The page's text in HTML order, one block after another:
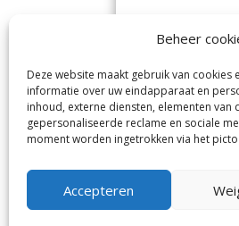
Beheer
Deze website maakt gebruik van
informatie over uw eindapparaat en
inhoud, externe diensten, elementen van
gepersonaliseerde reclame en sociale
moment worden ingetrokken via het
Accepteren
De Nieuwe
Visserstraat 10
1431 GJ
0297-341900